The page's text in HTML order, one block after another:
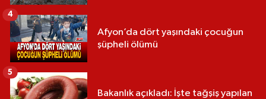
Afyon’da dört yaşındaki çocuğun
şüpheli ölümü
4
Bakanlık açıkladı: İşte tağşiş yapılan
5